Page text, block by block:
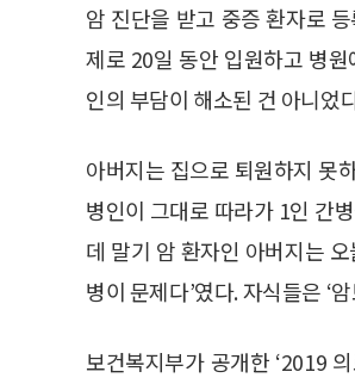
암 진단을 받고 중증 환자로
제로 20일 동안 입원하고 병
인의 부담이 해소된 건 아니었
아버지는 집으로 퇴원하지 못
병인이 그대로 따라가 1인 간
데 말기 암 환자인 아버지는
병이 문제다’였다. 자식들은 ‘
보건복지부가 공개한 ‘2019